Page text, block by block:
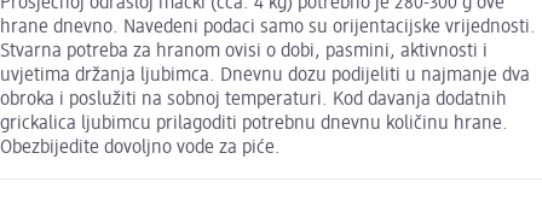
hrane dnevno. Navedeni podaci samo su orijentacijske vrijednosti.
Stvarna potreba za hranom ovisi o dobi, pasmini, aktivnosti i
uvjetima držanja ljubimca. Dnevnu dozu podijeliti u najmanje dva
obroka i poslužiti na sobnoj temperaturi. Kod davanja dodatnih
grickalica ljubimcu prilagoditi potrebnu dnevnu količinu hrane.
Obezbijedite dovoljno vode za piće.